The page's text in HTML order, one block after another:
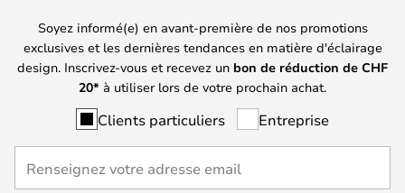
Soyez informé(e) en avant-première de nos promotions
exclusives et les dernières tendances en matière d'éclairage
design. Inscrivez-vous et recevez un bon de réduction de CHF
20* à utiliser lors de votre prochain achat.
Clients particuliers Entreprise